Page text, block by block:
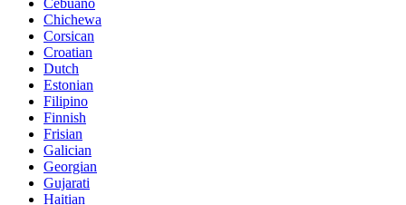
Cebuano
Chichewa
Corsican
Croatian
Dutch
Estonian
Filipino
Finnish
Frisian
Galician
Georgian
Gujarati
Haitian